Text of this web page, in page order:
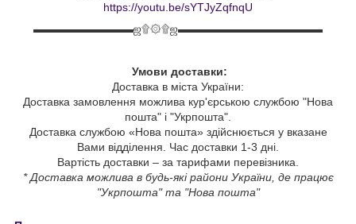
https://youtu.be/sYTJyZqfnqU
▬▬▬▬▬▬▬▬▬ஜ۩۞۩ஜ▬▬▬▬▬▬▬▬▬▬▬▬▬
Умови доставки:
Доставка в міста України:
Доставка замовлення можлива кур'єрською службою "Нова
пошта" і "Укрпошта".
Доставка службою «Нова пошта» здійснюється у вказане
Вами відділення. Час доставки 1-3 дні.
Вартість доставки – за тарифами перевізника.
* Доставка можлива в будь-які райони України, де працює
"Укрпошта" та "Нова пошта"